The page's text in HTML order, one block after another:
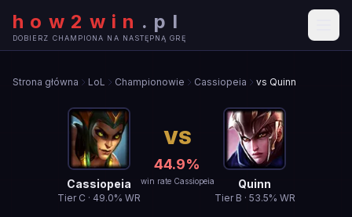
how2win . pl
DOBIERZ CHAMPIONA NA NASTĘPNĄ GRĘ
Strona główna LoL Championowie Cassiopeia vs Quinn
Cassiopeia
Tier C · 49.0% WR
VS
44.9%
win rate Cassiopeia Quinn
Tier B · 53.5% WR